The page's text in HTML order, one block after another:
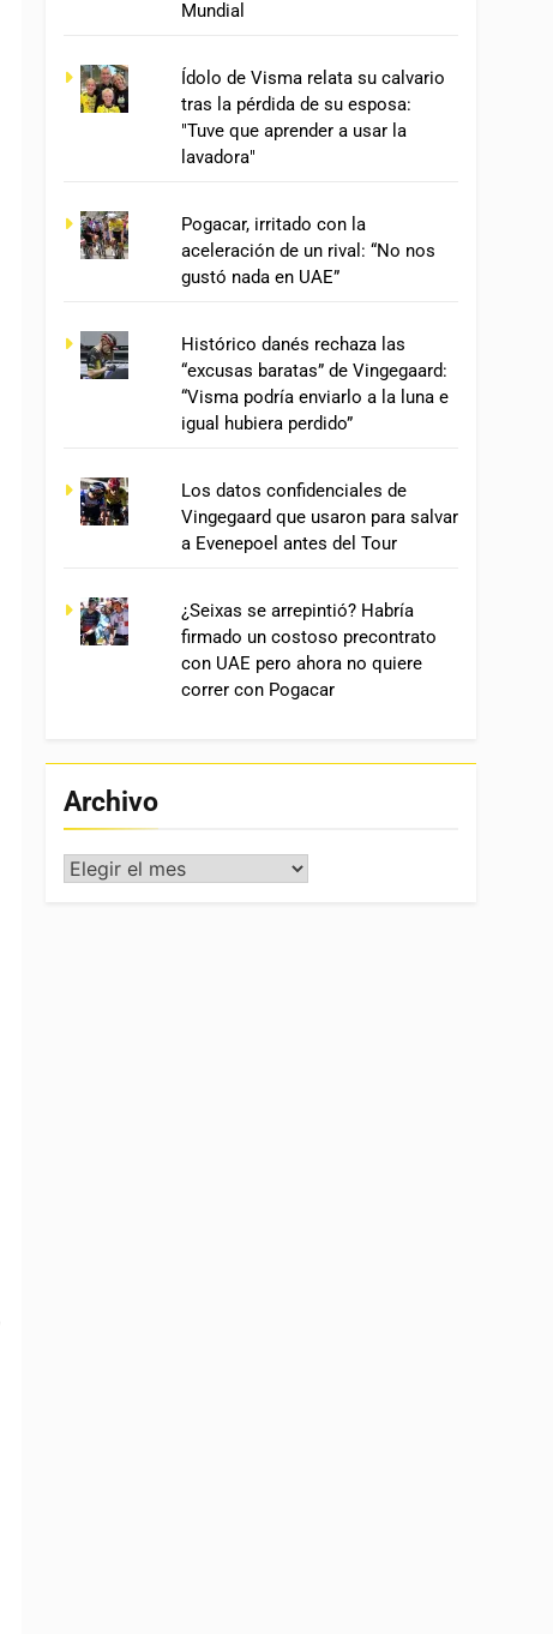
Mundial
Ídolo de Visma relata su calvario
tras la pérdida de su esposa:
"Tuve que aprender a usar la
lavadora"
Pogacar, irritado con la
aceleración de un rival: “No nos
gustó nada en UAE”
Histórico danés rechaza las
“excusas baratas” de Vingegaard:
“Visma podría enviarlo a la luna e
igual hubiera perdido”
Los datos confidenciales de
Vingegaard que usaron para salvar
a Evenepoel antes del Tour
¿Seixas se arrepintió? Habría
firmado un costoso precontrato
con UAE pero ahora no quiere
correr con Pogacar
Archivo
Archivo